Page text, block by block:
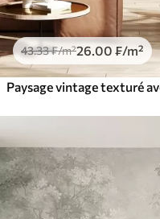
43.33₣/m²26 .00 ₣/m²